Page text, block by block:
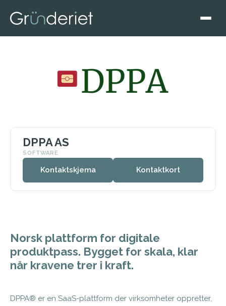
DPPA AS
SOFTWARE
Kontaktskjema Kontaktkort
Norsk plattform for digitale
produktpass. Bygget for skala, klar
når kravene trer i kraft.
DPPA® er en SaaS-plattform der virksomheter oppretter,